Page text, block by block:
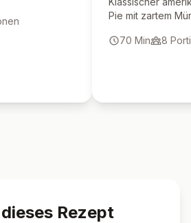
und
Pie mit zartem
perfekt für
70 Min 8
Rezept